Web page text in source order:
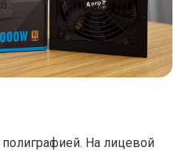
полиграфией. На лицевой